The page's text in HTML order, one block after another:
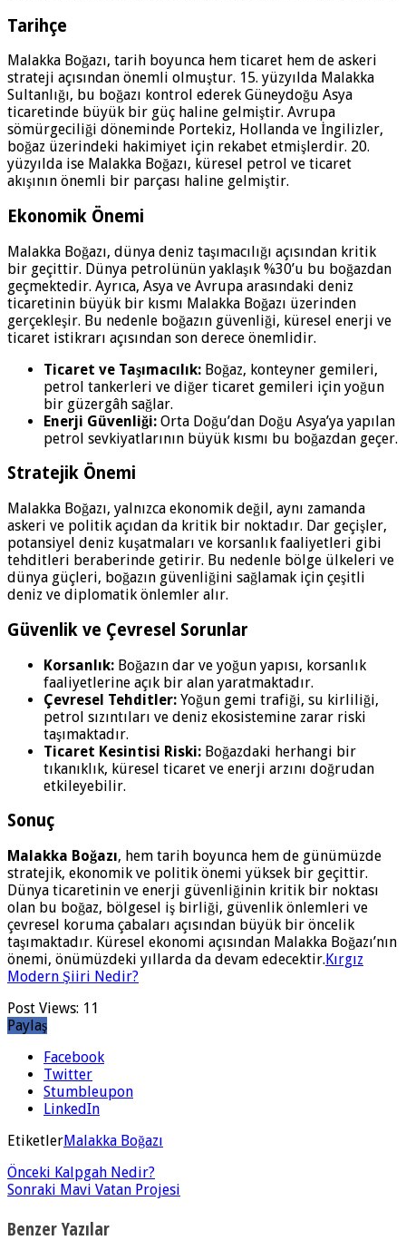
Tarihçe
Malakka Boğazı, tarih boyunca hem ticaret hem de askeri
strateji açısından önemli olmuştur. 15. yüzyılda Malakka
Sultanlığı, bu boğazı kontrol ederek Güneydoğu Asya
ticaretinde büyük bir güç haline gelmiştir. Avrupa
sömürgeciliği döneminde Portekiz, Hollanda ve İngilizler,
boğaz üzerindeki hakimiyet için rekabet etmişlerdir. 20.
yüzyılda ise Malakka Boğazı, küresel petrol ve ticaret
akışının önemli bir parçası haline gelmiştir.
Ekonomik Önemi
Malakka Boğazı, dünya deniz taşımacılığı açısından kritik
bir geçittir. Dünya petrolünün yaklaşık %30’u bu boğazdan
geçmektedir. Ayrıca, Asya ve Avrupa arasındaki deniz
ticaretinin büyük bir kısmı Malakka Boğazı üzerinden
gerçekleşir. Bu nedenle boğazın güvenliği, küresel enerji ve
ticaret istikrarı açısından son derece önemlidir.
Ticaret ve Taşımacılık: Boğaz, konteyner gemileri,
petrol tankerleri ve diğer ticaret gemileri için yoğun
bir güzergâh sağlar.
Enerji Güvenliği: Orta Doğu’dan Doğu Asya’ya yapılan
petrol sevkiyatlarının büyük kısmı bu boğazdan geçer.
Stratejik Önemi
Malakka Boğazı, yalnızca ekonomik değil, aynı zamanda
askeri ve politik açıdan da kritik bir noktadır. Dar geçişler,
potansiyel deniz kuşatmaları ve korsanlık faaliyetleri gibi
tehditleri beraberinde getirir. Bu nedenle bölge ülkeleri ve
dünya güçleri, boğazın güvenliğini sağlamak için çeşitli
deniz ve diplomatik önlemler alır.
Güvenlik ve Çevresel Sorunlar
Korsanlık: Boğazın dar ve yoğun yapısı, korsanlık
faaliyetlerine açık bir alan yaratmaktadır.
Çevresel Tehditler: Yoğun gemi trafiği, su kirliliği,
petrol sızıntıları ve deniz ekosistemine zarar riski
taşımaktadır.
Ticaret Kesintisi Riski: Boğazdaki herhangi bir
tıkanıklık, küresel ticaret ve enerji arzını doğrudan
etkileyebilir.
Sonuç
Malakka Boğazı, hem tarih boyunca hem de günümüzde
stratejik, ekonomik ve politik önemi yüksek bir geçittir.
Dünya ticaretinin ve enerji güvenliğinin kritik bir noktası
olan bu boğaz, bölgesel iş birliği, güvenlik önlemleri ve
çevresel koruma çabaları açısından büyük bir öncelik
taşımaktadır. Küresel ekonomi açısından Malakka Boğazı’nın
önemi, önümüzdeki yıllarda da devam edecektir.Kırgız
Modern Şiiri Nedir?
Post Views: 11
Paylaş
Facebook
Twitter
Stumbleupon
LinkedIn
EtiketlerMalakka Boğazı
Önceki Kalpgah Nedir?
Sonraki Mavi Vatan Projesi
Benzer Yazılar